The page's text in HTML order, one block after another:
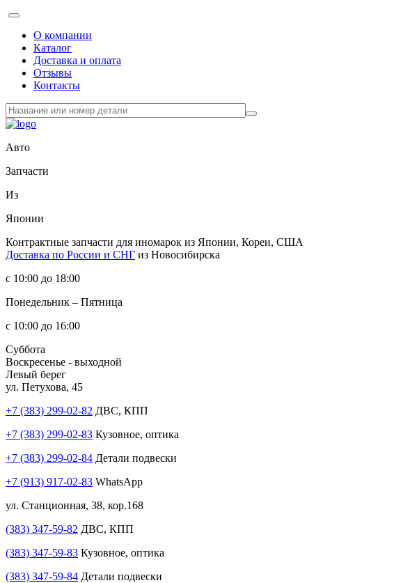
О компании
Каталог
Доставка и оплата
Отзывы
Контакты
Авто
Запчасти
Из
Японии
Контрактные запчасти для иномарок из Японии, Кореи, США
Доставка по России и СНГ из Новосибирска
с 10:00 до 18:00
Понедельник – Пятница
с 10:00 до 16:00
Суббота
Воскресенье - выходной
Левый берег
ул. Петухова, 45
+7 (383) 299-02-82 ДВС, КПП
+7 (383) 299-02-83 Кузовное, оптика
+7 (383) 299-02-84 Детали подвески
+7 (913) 917-02-83 WhatsApp
ул. Станционная, 38, кор.168
(383) 347-59-82 ДВС, КПП
(383) 347-59-83 Кузовное, оптика
(383) 347-59-84 Детали подвески